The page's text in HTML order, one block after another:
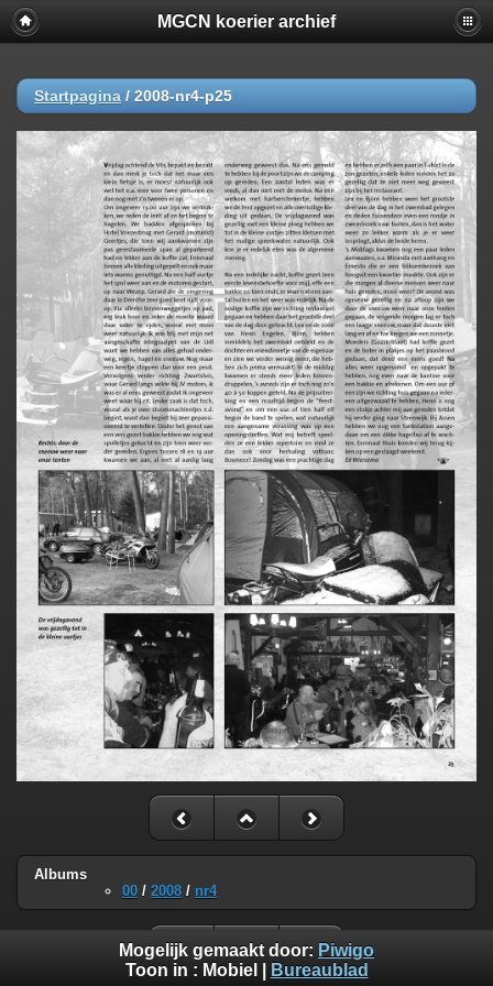
MGCN koerier archief
Startpagina / 2008-nr4-p25
Albums
00 / 2008 / nr4
Mogelijk gemaakt door: Piwigo
Toon in : Mobiel Bureaublad